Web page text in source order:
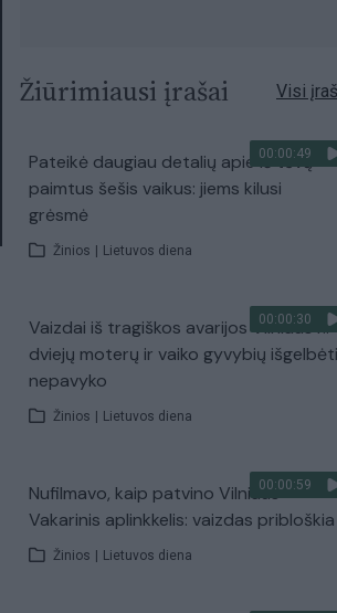
Žiūrimiausi įrašai Visi
00:00:49
Pateikė daugiau detalių apie iš tėvų
paimtus šešis vaikus: jiems kilusi
grėsmė
Žinios Lietuvos diena
00:00:30
Vaizdai iš tragiškos avarijos Vilniaus r.:
dviejų moterų ir vaiko gyvybių išgelbėti
nepavyko
Žinios Lietuvos diena
00:00:59
Nufilmavo, kaip patvino Vilniaus
Vakarinis aplinkkelis: vaizdas pribloškia
Žinios Lietuvos diena